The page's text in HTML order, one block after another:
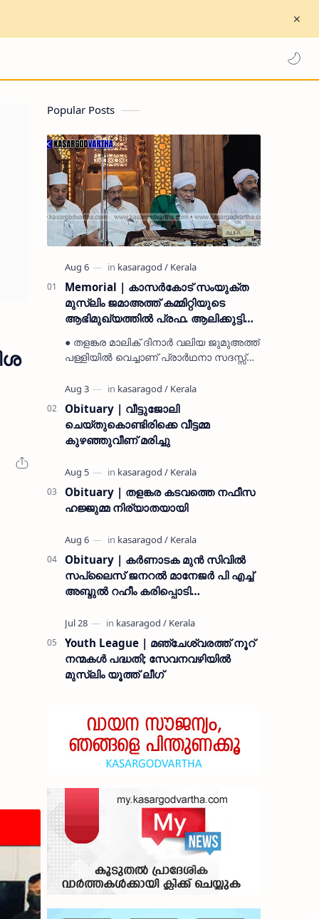
Popular Posts
Memorial | കാസർകോട് സംയുക്ത
മുസ്ലിം ജമാഅത്ത് കമ്മിറ്റിയുടെ
ആഭിമുഖ്യത്തിൽ പ്രഫ. ആലിക്കുട്ടി
മുസ്ലിയാർ അനുസ്മരണം നടത്തി
● തളങ്കര മാലിക് ദിനാർ വലിയ ജുമുഅത്ത്
പള്ളിയിൽ വെച്ചാണ് പ്രാർഥനാ സദസ്സ്
ഉമർ മുസ്ലിയാർ പരിപാടിക്ക് നേതൃത്വം
നൽകി കാസ…
Obituary | വീട്ടുജോലി
ചെയ്തുകൊണ്ടിരിക്കെ വീട്ടമ്മ
കുഴഞ്ഞുവീണ് മരിച്ചു
Obituary | തളങ്കര കടവത്തെ നഫീസ
ഹജ്ജുമ്മ നിര്യാതയായി
Obituary | കർണാടക മുൻ സിവില്‍
സപ്ലൈസ് ജനറൽ മാനേജർ പി എച്ച്
അബ്ദുൽ റഹീം കരിപ്പൊടി
Youth League | മഞ്ചേശ്വരത്ത് നൂറ്
നന്മകൾ പദ്ധതി; സേവനവഴിയിൽ
മുസ്ലിം യൂത്ത് ലീഗ്